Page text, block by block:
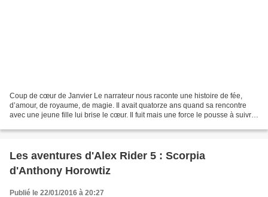
Coup de cœur de Janvier Le narrateur nous raconte une histoire de fée,
d’amour, de royaume, de magie. Il avait quatorze ans quand sa rencontre
avec une jeune fille lui brise le cœur. Il fuit mais une force le pousse à suivre
Les aventures d'Alex Rider 5 : Scorpia
d'Anthony Horowtiz
Publié le 22/01/2016 à 20:27